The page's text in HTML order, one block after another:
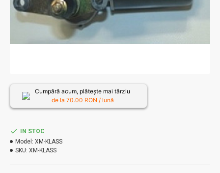
IN STOC
Model: XM-KLASS
SKU: XM-KLASS
Cumpără acum, plătește mai târziu
de la 70.00 RON / lună